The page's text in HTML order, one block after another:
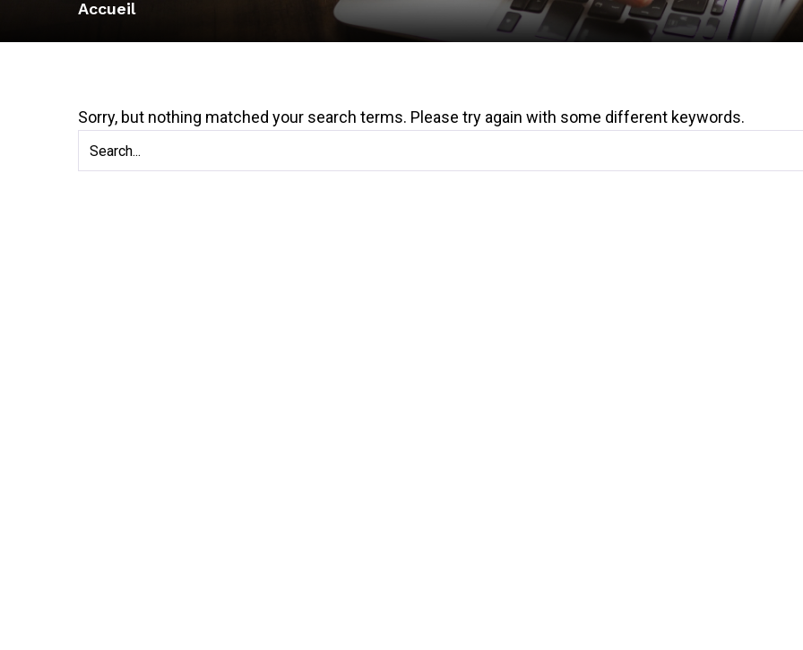
Accueil
Sorry, but nothing matched your search terms. Please try again with some different keywords.